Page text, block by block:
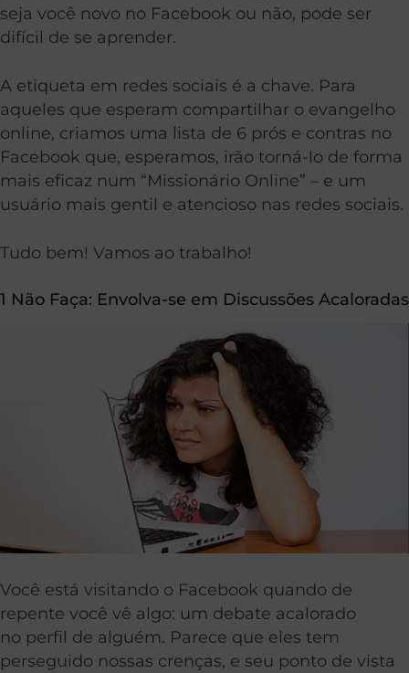
seja você novo no Facebook ou não, pode ser
difícil de se aprender.
A etiqueta em redes sociais é a chave. Para
aqueles que esperam compartilhar o evangelho
online, criamos uma lista de 6 prós e contras no
Facebook que, esperamos, irão torná-lo de forma
mais eficaz num “Missionário Online” – e um
usuário mais gentil e atencioso nas redes sociais.
Tudo bem! Vamos ao trabalho!
1 Não Faça: Envolva-se em Discussões Acaloradas
Você está visitando o Facebook quando de
repente você vê algo: um debate acalorado
no perfil de alguém. Parece que eles tem
perseguido nossas crenças, e seu ponto de vista